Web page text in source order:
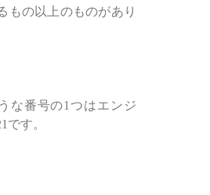
もの以上のものがあり
な番号の1つはエンジ
です。